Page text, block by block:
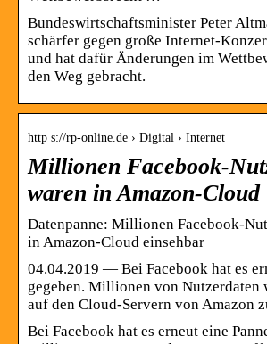
Bundeswirtschaftsminister Peter
schärfer gegen große Internet-
und hat dafür Änderungen im
den Weg gebracht.
http s://rp-online.de › Digital › Internet
Millionen Facebook-
waren in Amazon-
Datenpanne: Millionen Facebook-
in Amazon-Cloud einsehbar
04.04.2019 — Bei Facebook hat es
gegeben. Millionen von Nutzerdaten
auf den Cloud-Servern von Amazon
Bei Facebook hat es erneut eine